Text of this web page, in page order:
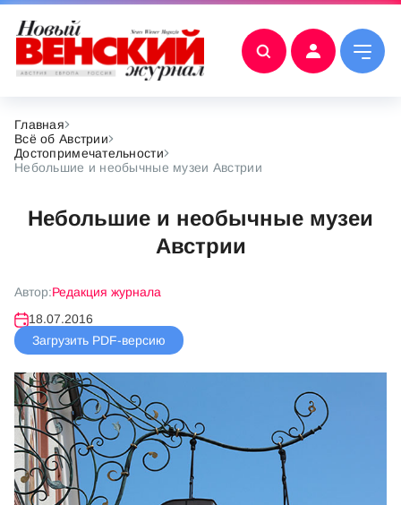
Главная
Всё об Австрии
Достопримечательности
Небольшие и необычные музеи Австрии
Небольшие и необычные музеи
Австрии
Автор:Редакция журнала
18.07.2016
Загрузить PDF-версию